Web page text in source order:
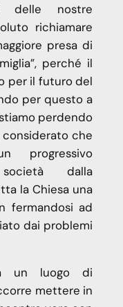
delle nostre
richiamare
presa di
perché il
per il futuro del
per questo a
perdendo
che
progressivo
dalla
la Chiesa una
fermandosi ad
dai problemi
un luogo di
mettere in